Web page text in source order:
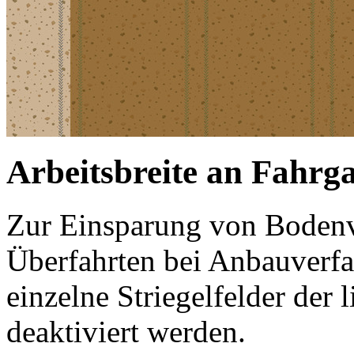
Arbeitsbreite an
Zur Einsparung von
Überfahrten bei
einzelne Striegelfelder der
deaktiviert werden.